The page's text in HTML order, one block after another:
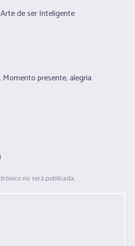
de ser Inteligente
Momento presente, alegria
no será publicada.